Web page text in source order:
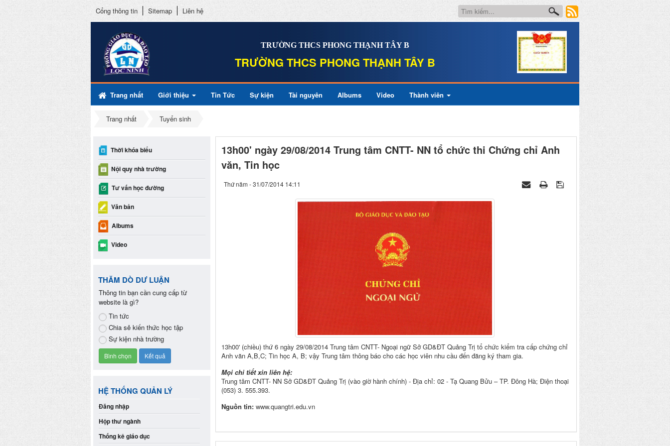
TRƯỜNG THCS PHONG THẠNH TÂY B
TRƯỜNG THCS PHONG THẠNH TÂY B
Cổng thông tin Sitemap Liên hệ
Trang nhất Giới thiệu Tin Tức Sự kiện Tài nguyên Albums Video Thành viên
Trang nhất Tuyển sinh
13h00' ngày 29/08/2014 Trung tâm CNTT- NN tổ chức thi Chứng chỉ Anh
văn, Tin học
Thứ năm - 31/07/2014 14:11
13h00' (chiều) thứ 6 ngày 29/08/2014 Trung tâm CNTT- Ngoại ngữ Sở GD&ĐT Quảng Trị tổ chức kiểm tra cấp chứng chỉ
Anh văn A,B,C; Tin học A, B; vậy Trung tâm thông báo cho các học viên nhu cầu đến đăng ký tham gia.
Mọi chi tiết xin liên hệ:
Trung tâm CNTT- NN Sở GD&ĐT Quảng Trị (vào giờ hành chính) - Địa chỉ: 02 - Tạ Quang Bửu – TP. Đông Hà; Điện thoại
(053) 3. 555.393.
Nguồn tin: www.quangtri.edu.vn
Thời khóa biểu
Nội quy nhà trường
Tư vấn học đường
Văn bản
Albums
Video
THĂM DÒ DƯ LUẬN
Thông tin bạn cần cung cấp từ
website là gì?
Tin tức
Chia sẻ kiến thức học tập
Sự kiện nhà trường
HỆ THỐNG QUẢN LÝ
Đăng nhập
Hộp thư ngành
Thống kê giáo dục